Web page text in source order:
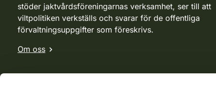
stöder jaktvårdsföreningarnas verksamhet, ser till att
viltpolitiken verkställs och svarar för de offentliga
förvaltningsuppgifter som föreskrivs.
Om oss